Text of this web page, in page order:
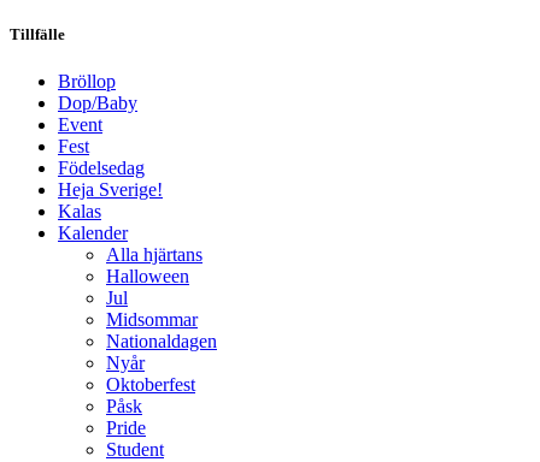
Tillfälle
Bröllop
Dop/Baby
Event
Fest
Födelsedag
Heja Sverige!
Kalas
Kalender
Alla hjärtans
Halloween
Jul
Midsommar
Nationaldagen
Nyår
Oktoberfest
Påsk
Pride
Student